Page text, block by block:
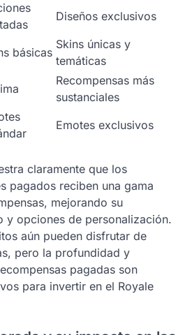
Diseños exclusivos
básicas
Skins únicas y
temáticas
Recompensas más
sustanciales
Emotes exclusivos
claramente que los
pagados reciben una gama
mejorando su
y opciones de personalización.
aún pueden disfrutar de
pero la profundidad y
pagadas son
para invertir en el Royale